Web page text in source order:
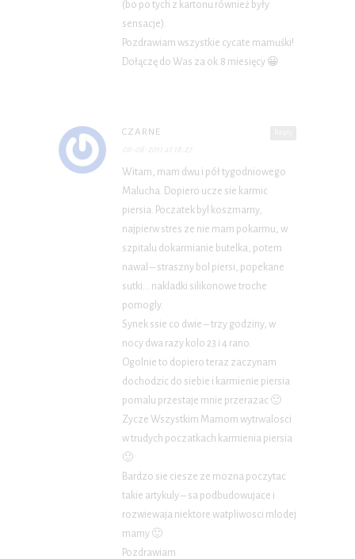
(bo po tych z kartonu również były
sensacje).
Pozdrawiam wszystkie cycate mamuśki!
Dołączę do Was za ok.8 miesięcy 😀
CZARNE
Witam, mam dwu i pół tygodniowego
Malucha. Dopiero ucze sie karmic
piersia. Poczatek byl koszmarny,
najpierw stres ze nie mam pokarmu, w
szpitalu dokarmianie butelka, potem
nawal – straszny bol piersi, popekane
sutki… nakladki silikonowe troche
pomogly.
Synek ssie co dwie – trzy godziny, w
nocy dwa razy kolo 23 i 4 rano.
Ogolnie to dopiero teraz zaczynam
dochodzic do siebie i karmienie piersia
pomalu przestaje mnie przerazac 🙂
Zycze Wszystkim Mamom wytrwalosci
w trudych poczatkach karmienia piersia
🙂
Bardzo sie ciesze ze mozna poczytac
takie artykuly – sa podbudowujace i
rozwiewaja niektore watpliwosci mlodej
mamy 🙂
Pozdrawiam